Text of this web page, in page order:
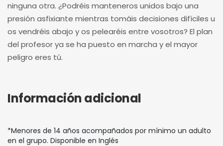
ninguna otra. ¿Podréis manteneros unidos bajo una
presión asfixiante mientras tomáis decisiones difíciles u
os vendréis abajo y os pelearéis entre vosotros? El plan
del profesor ya se ha puesto en marcha y el mayor
peligro eres tú.
Información adicional
*Menores de 14 años acompañados por mínimo un adulto
en el grupo. Disponible en Inglés